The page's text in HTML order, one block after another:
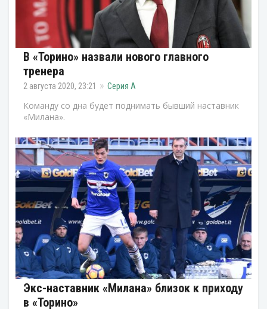
В «Торино» назвали нового главного
тренера
2 августа 2020, 23:21 Серия А
Команду со дна будет поднимать бывший наставник
«Милана».
Экс-наставник «Милана» близок к приходу
в «Торино»